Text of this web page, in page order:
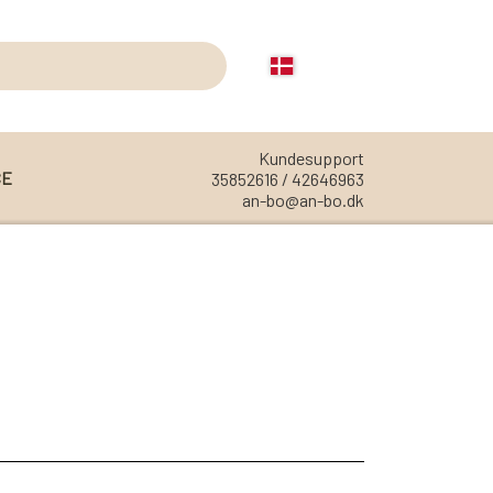
REOLER/OPBEVARING
Kundesupport
35852616 / 42646963
an-bo@an-bo.dk